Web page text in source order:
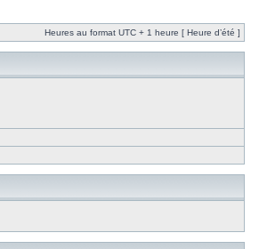
Heures au format UTC + 1 heure [ Heure d’été ]